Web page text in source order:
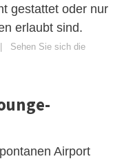
gestattet oder nur
erlaubt sind.
Sehen Sie sich die
Airport